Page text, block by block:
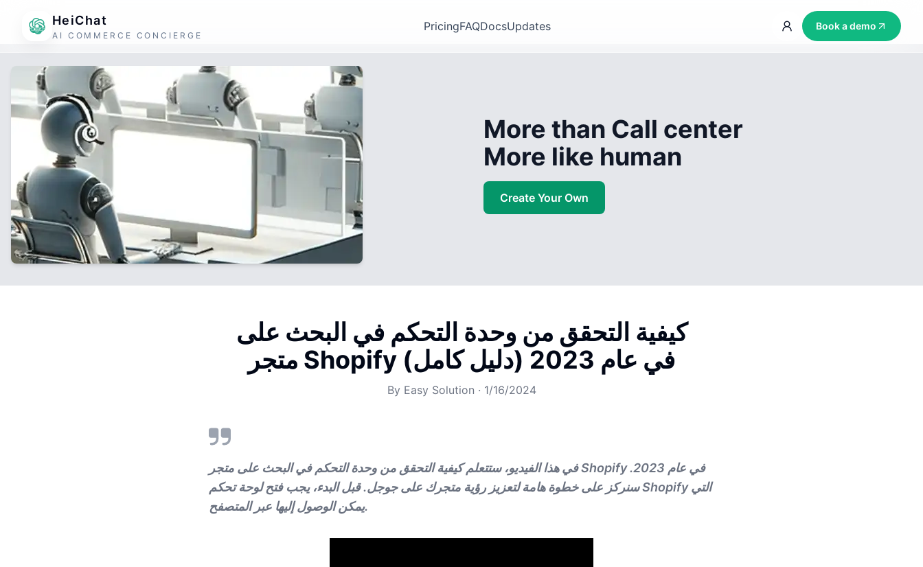
HeiChat
AI COMMERCE CONCIERGE
PricingFAQDocsUpdates Book a demo
More than Call center
More like human
Create Your Own
كيفية التحقق من وحدة التحكم في البحث على
متجر Shopify في عام 2023 (دليل كامل)
By Easy Solution · 1/16/2024
في هذا الفيديو، ستتعلم كيفية التحقق من وحدة التحكم في البحث على متجر Shopify في عام 2023.
سنركز على خطوة هامة لتعزيز رؤية متجرك على جوجل. قبل البدء، يجب فتح لوحة تحكم Shopify التي
يمكن الوصول إليها عبر المتصفح.